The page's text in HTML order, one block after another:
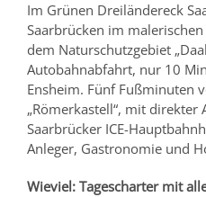
Im Grünen Dreiländereck
Saarbrücken im
dem Naturschutzgebiet
Autobahnabfahrt, nur 10
Ensheim. Fünf Fußminuten
„Römerkastell“, mit direkter
Saarbrücker ICE-
Anleger, Gastronomie und
Wieviel: Tagescharter mit